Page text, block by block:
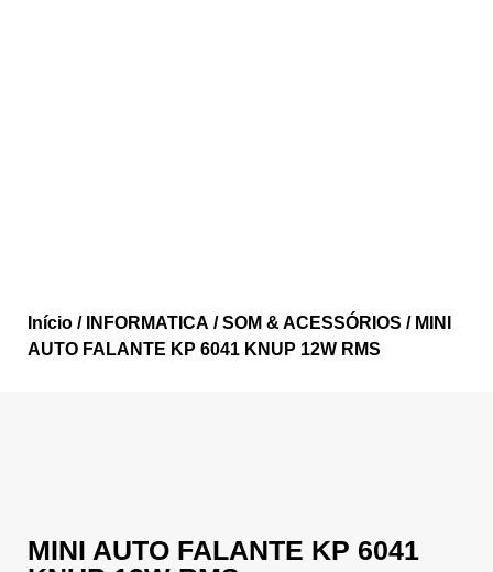
Início / INFORMATICA /SOM & ACESSÓRIOS / MINI
AUTO FALANTE KP 6041 KNUP 12W RMS
MINI AUTO FALANTE KP 6041